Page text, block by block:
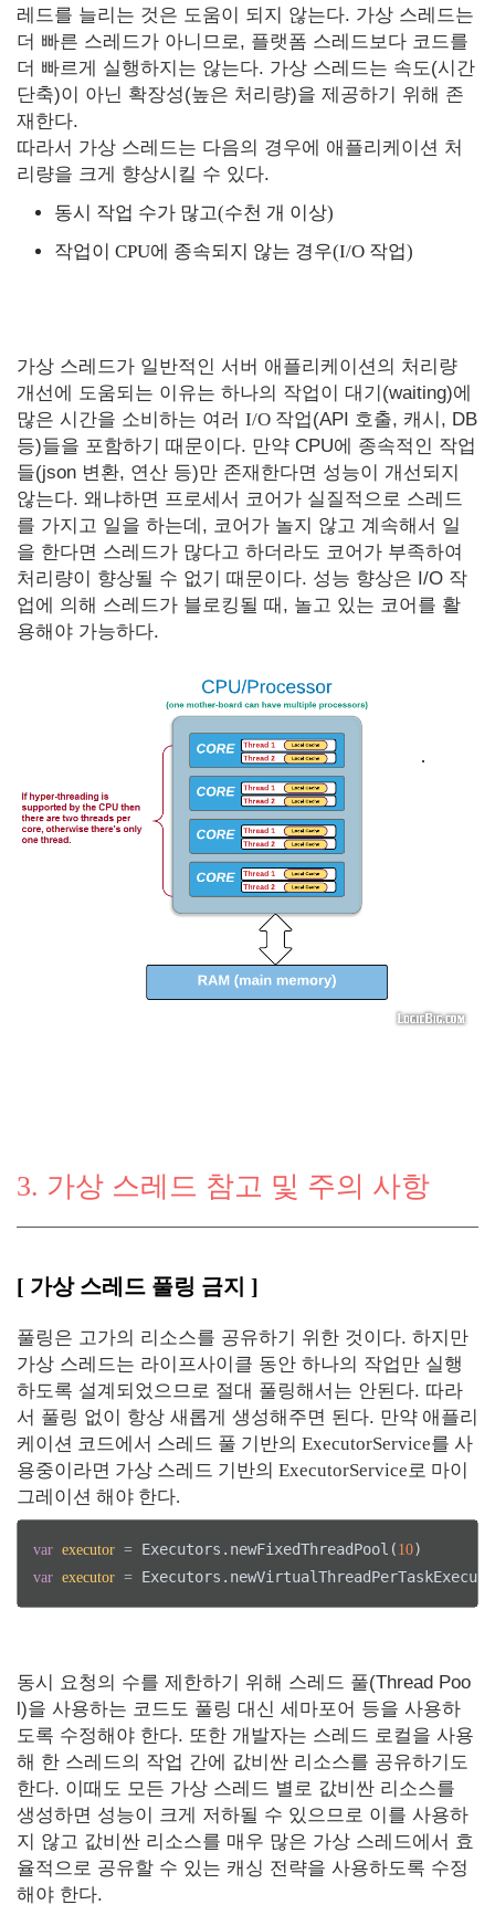
레드를 늘리는 것은 도움이 되지 않는다. 가상 스레드는
더 빠른 스레드가 아니므로, 플랫폼 스레드보다 코드를
더 빠르게 실행하지는 않는다. 가상 스레드는 속도(시간
단축)이 아닌 확장성(높은 처리량)을 제공하기 위해 존
재한다.
따라서 가상 스레드는 다음의 경우에 애플리케이션 처
리량을 크게 향상시킬 수 있다.
동시 작업 수가 많고(수천 개 이상)
작업이 CPU에 종속되지 않는 경우(I/O 작업)
가상 스레드가 일반적인 서버 애플리케이션의 처리량
개선에 도움되는 이유는 하나의 작업이 대기(waiting)에
많은 시간을 소비하는 여러 I/O 작업(API 호출, 캐시, DB
등)들을 포함하기 때문이다. 만약 CPU에 종속적인 작업
들(json 변환, 연산 등)만 존재한다면 성능이 개선되지
않는다. 왜냐하면 프로세서 코어가 실질적으로 스레드
를 가지고 일을 하는데, 코어가 놀지 않고 계속해서 일
을 한다면 스레드가 많다고 하더라도 코어가 부족하여
처리량이 향상될 수 없기 때문이다. 성능 향상은 I/O 작
업에 의해 스레드가 블로킹될 때, 놀고 있는 코어를 활
용해야 가능하다.
3. 가상 스레드 참고 및 주의 사항
[ 가상 스레드 풀링 금지 ]
풀링은 고가의 리소스를 공유하기 위한 것이다. 하지만
가상 스레드는 라이프사이클 동안 하나의 작업만 실행
하도록 설계되었으므로 절대 풀링해서는 안된다. 따라
서 풀링 없이 항상 새롭게 생성해주면 된다. 만약 애플리
케이션 코드에서 스레드 풀 기반의 ExecutorService를 사
용중이라면 가상 스레드 기반의 ExecutorService로 마이
그레이션 해야 한다.
var executor = Executors.newFixedThreadPool( 10
var executor =
동시 요청의 수를 제한하기 위해 스레드 풀(Thread Poo
l)을 사용하는 코드도 풀링 대신 세마포어 등을 사용하
도록 수정해야 한다. 또한 개발자는 스레드 로컬을 사용
해 한 스레드의 작업 간에 값비싼 리소스를 공유하기도
한다. 이때도 모든 가상 스레드 별로 값비싼 리소스를
생성하면 성능이 크게 저하될 수 있으므로 이를 사용하
지 않고 값비싼 리소스를 매우 많은 가상 스레드에서 효
율적으로 공유할 수 있는 캐싱 전략을 사용하도록 수정
해야 한다.